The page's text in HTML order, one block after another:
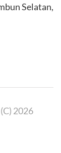
Selatan,
2026